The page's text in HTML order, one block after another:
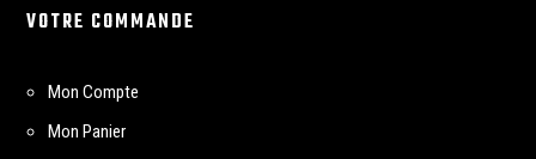
VOTRE COMMANDE
Mon Compte
Mon Panier